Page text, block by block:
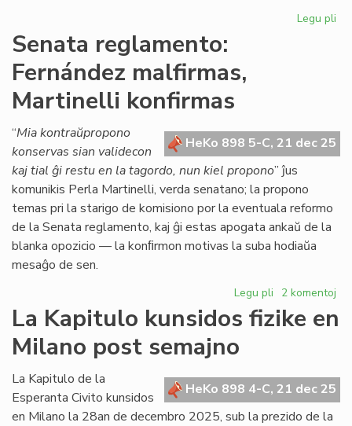
Legu pli
Senata reglamento:
Fernández malfirmas,
Martinelli konfirmas
HeKo 898 5-C, 21 dec 25
“Mia kontraŭpropono
konservas sian validecon
kaj tial ĝi restu en la tagordo, nun kiel propono” ĵus
komunikis Perla Martinelli, verda senatano; la propono
temas pri la starigo de komisiono por la eventuala reformo
de la Senata reglamento, kaj ĝi estas apogata ankaŭ de la
blanka opozicio — la konﬁrmon motivas la suba hodiaŭa
mesaĝo de sen.
Legu pli pri
Senata
reglamento:
Martinelli
konfirmas
2 komentoj
La Kapitulo kunsidos fizike en
Milano post semajno
HeKo 898 4-C, 21 dec 25
La Kapitulo de la
Esperanta Civito kunsidos
en Milano la 28an de decembro 2025, sub la prezido de la